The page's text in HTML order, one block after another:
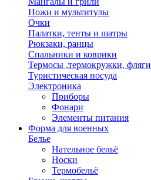
Ножи и мультитулы
Очки
Палатки, тенты и шатры
Рюкзаки, ранцы
Спальники и коврики
Термосы ,термокружки, фляги
Туристическая посуда
Электроника
Приборы
Фонари
Элементы питания
Форма для военных
Белье
Нательное бельё
Носки
Термобельё